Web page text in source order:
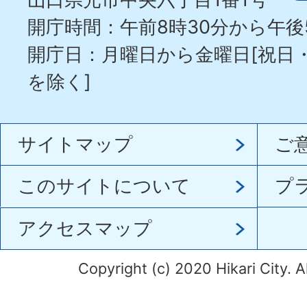
開庁時間：午前8時30分から午
開庁日：月曜日から金曜日[祝日
を除く]
サイトマップ
ご
このサイトについて
プ
アクセスマップ
Copyright (c) 2020 Hikari City.